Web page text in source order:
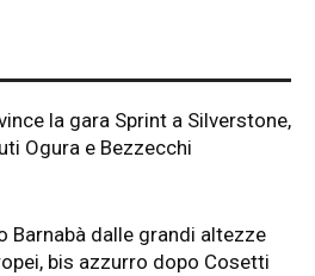
la gara Sprint a Silverstone,
Ogura e Bezzecchi
Barnabà dalle grandi altezze
bis azzurro dopo Cosetti